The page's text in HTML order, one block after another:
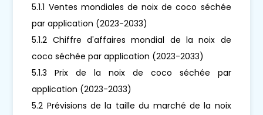
5.1.1 Ventes mondiales de noix de coco séchée
par application (2023-2033)
5.1.2 Chiffre d'affaires mondial de la noix de
coco séchée par application (2023-2033)
5.1.3 Prix de la noix de coco séchée par
application (2023-2033)
5.2 Prévisions de la taille du marché de la noix